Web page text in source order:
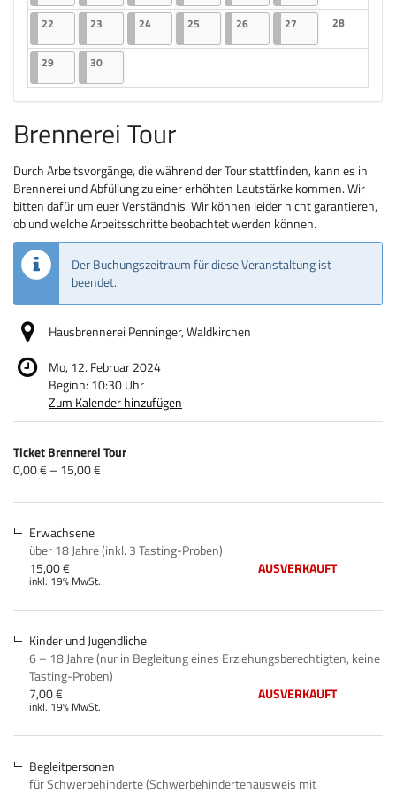
Keine
22 22.06.2026
2 Veranstaltungen
23 23.06.2026
2 Veranstaltungen
2424.06.2026
2 Veranstaltungen
25 25.06.2026
2 Veranstaltungen
2626.06.2026
2 Veranstaltungen
27 27.06.2026
2 Veranstaltungen
28
Keine
2929.06.2026
2 Veranstaltungen
3030.06.2026
2 Veranstaltungen
Brennerei Tour
Durch Arbeitsvorgänge, die während der Tour stattfinden, kann es in
Brennerei und Abfüllung zu einer erhöhten Lautstärke kommen. Wir
bitten dafür um euer Verständnis. Wir können leider nicht garantieren,
ob und welche Arbeitsschritte beobachtet werden können.
Der Buchungszeitraum für diese Veranstaltung ist
beendet.
Hausbrennerei Penninger, Waldkirchen
Mo, 12. Februar 2024
Beginn: 10:30Uhr
Zum Kalender hinzufügen
Produkte
Unkategorisierte
Produkte
Ticket Brennerei Tour
von
bis
0,00 € – 15,00 €
Erwachsene
über 18 Jahre (inkl. 3 Tasting-Proben)
15,00 €
inkl. 19% MwSt.
AUSVERKAUFT
Kinder und Jugendliche
6 – 18 Jahre (nur in Begleitung eines Erziehungsberechtigten, keine
Tasting-Proben)
7,00 €
inkl. 19% MwSt.
AUSVERKAUFT
Begleitpersonen
für Schwerbehinderte (Schwerbehindertenausweis mit